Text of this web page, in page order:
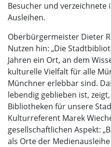
Besucher und verzeichnete
Ausleihen.
Oberbürgermeister Dieter
Nutzen hin: „Die
Jahren ein Ort, an dem
kulturelle Vielfalt für alle
Münchner erlebbar sind.
lebendig geblieben ist,
Bibliotheken für unsere
Kulturreferent Marek
gesellschaftlichen Aspekt:
als Orte der